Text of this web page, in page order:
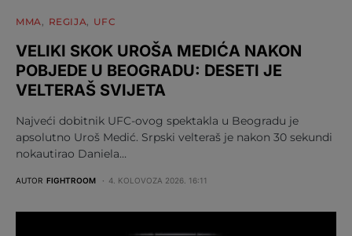
MMA REGIJA UFC
VELIKI SKOK UROŠA MEDIĆA NAKON
POBJEDE U BEOGRADU: DESETI JE
VELTERAŠ SVIJETA
Najveći dobitnik UFC-ovog spektakla u Beogradu je
apsolutno Uroš Medić. Srpski velteraš je nakon 30 sekundi
nokautirao Daniela…
AUTOR FIGHTROOM 4. KOLOVOZA 2026. 16:11